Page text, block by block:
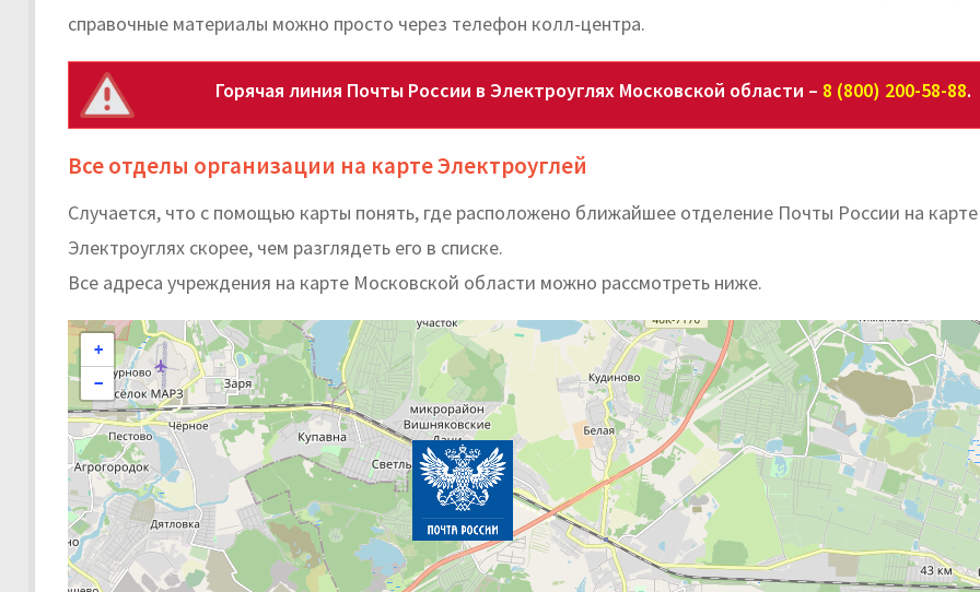
справочные материалы можно просто через телефон колл-центра.
Горячая линия Почты России в Электроуглях Московской области – 8 (800) 200-58-88.
Все отделы организации на карте Электроуглей
Случается, что с помощью карты понять, где расположено ближайшее отделение Почты России на
Электроуглях скорее, чем разглядеть его в списке.
Все адреса учреждения на карте Московской области можно рассмотреть ниже.
+
−